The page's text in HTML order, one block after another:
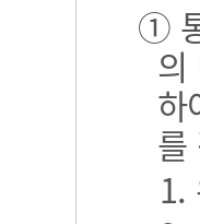
①
의
하
를
1.